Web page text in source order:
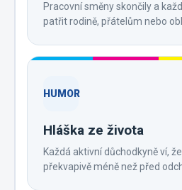
Pracovní směny skončily a
patřit rodině, přátelům nebo
HUMOR
Hláška ze života
Každá aktivní důchodkyně ví,
překvapivě méně než před